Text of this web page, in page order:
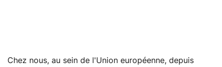
Chez nous, au sein de l'Union européenne, depuis